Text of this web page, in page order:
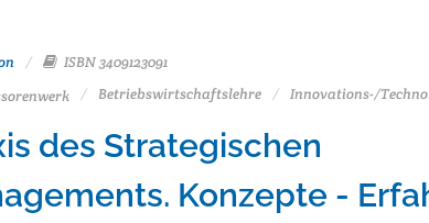
ISBN 3409123091
Betriebswirtschaftslehre Innovations-/
des Strategischen
Konzepte -